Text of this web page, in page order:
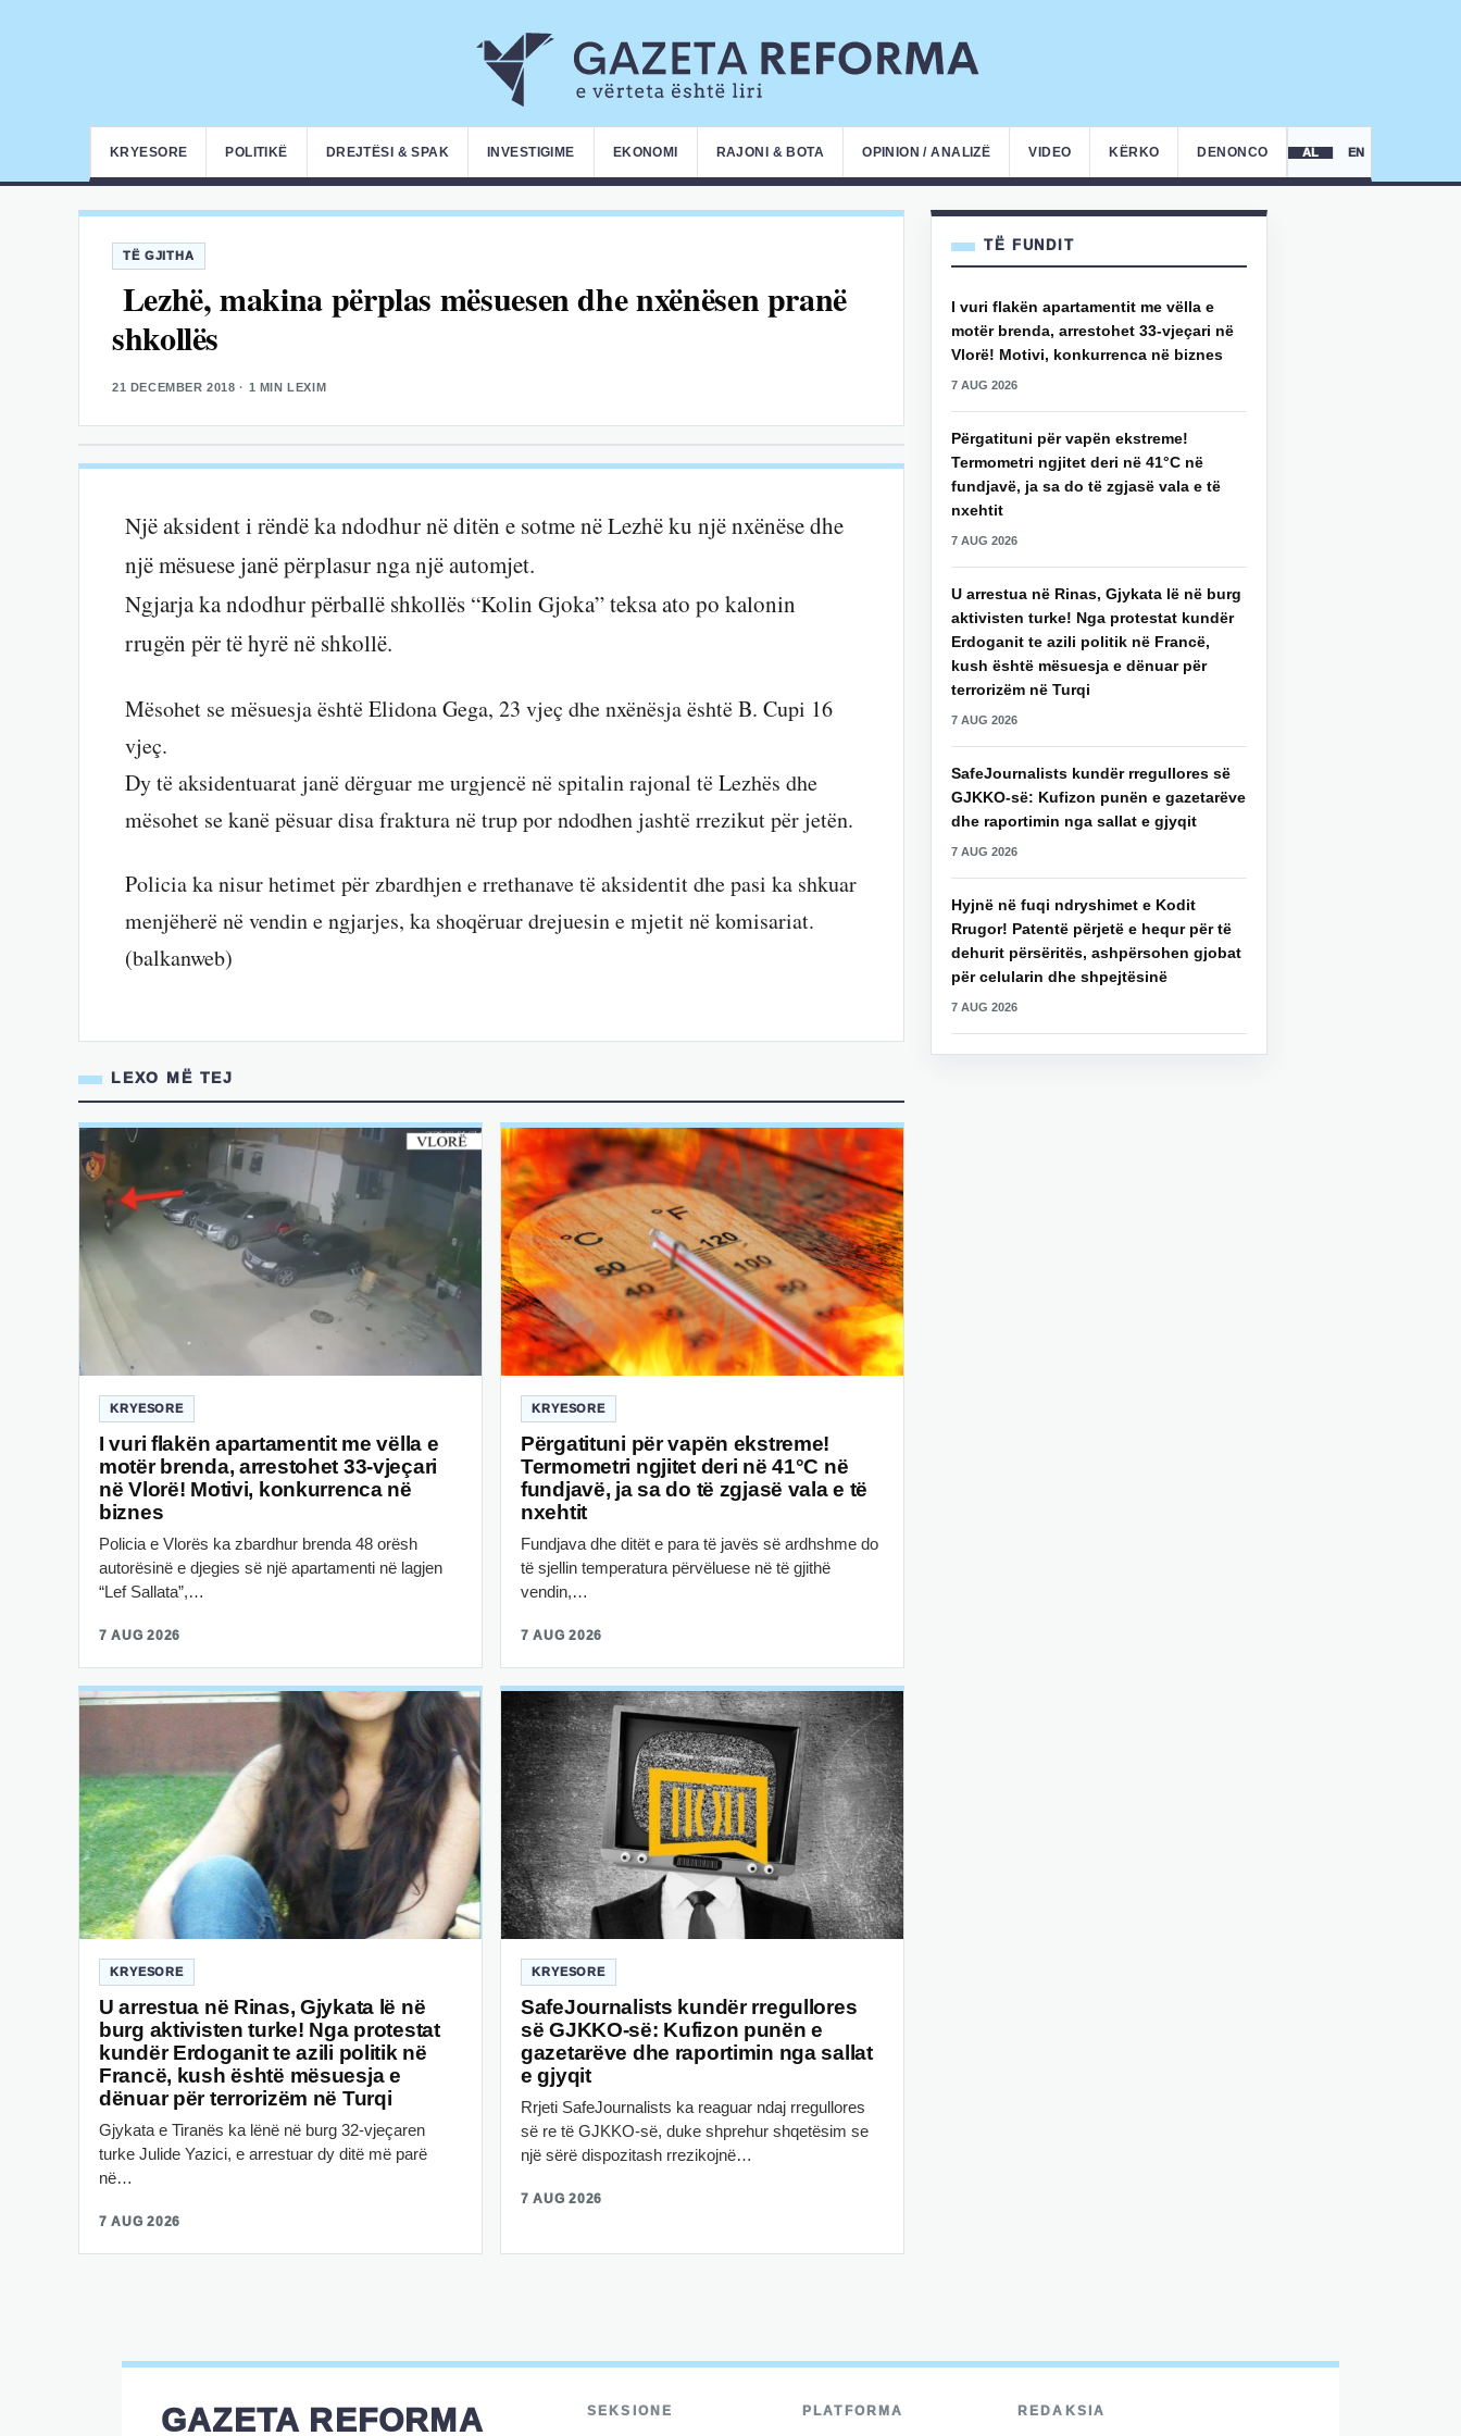
KRYESORE POLITIKË DREJTËSI & SPAK INVESTIGIME EKONOMI RAJONI & BOTA OPINION / ANALIZË VIDEO KËRKO DENONCO AL EN
TË GJITHA
Lezhë, makina përplas mësuesen dhe nxënësen pranë
shkollës
21 DECEMBER 2018 · 1 MIN LEXIM
Një aksident i rëndë ka ndodhur në ditën e sotme në Lezhë ku një nxënëse dhe
një mësuese janë përplasur nga një automjet.
Ngjarja ka ndodhur përballë shkollës “Kolin Gjoka” teksa ato po kalonin
rrugën për të hyrë në shkollë.
Mësohet se mësuesja është Elidona Gega, 23 vjeç dhe nxënësja është B. Cupi 16
vjeç.
Dy të aksidentuarat janë dërguar me urgjencë në spitalin rajonal të Lezhës dhe
mësohet se kanë pësuar disa fraktura në trup por ndodhen jashtë rrezikut për jetën.
Policia ka nisur hetimet për zbardhjen e rrethanave të aksidentit dhe pasi ka shkuar
menjëherë në vendin e ngjarjes, ka shoqëruar drejuesin e mjetit në komisariat.
(balkanweb)
LEXO MË TEJ
KRYESORE
I vuri flakën apartamentit me vëlla e
motër brenda, arrestohet 33-vjeçari
në Vlorë! Motivi, konkurrenca në
biznes
Policia e Vlorës ka zbardhur brenda 48 orësh
autorësinë e djegies së një apartamenti në lagjen
“Lef Sallata”,…
7 AUG 2026
KRYESORE
Përgatituni për vapën ekstreme!
Termometri ngjitet deri në 41°C në
fundjavë, ja sa do të zgjasë vala e të
nxehtit
Fundjava dhe ditët e para të javës së ardhshme do
të sjellin temperatura përvëluese në të gjithë
vendin,…
7 AUG 2026
KRYESORE
U arrestua në Rinas, Gjykata lë në
burg aktivisten turke! Nga protestat
kundër Erdoganit te azili politik në
Francë, kush është mësuesja e
dënuar për terrorizëm në Turqi
Gjykata e Tiranës ka lënë në burg 32-vjeçaren
turke Julide Yazici, e arrestuar dy ditë më parë
në…
7 AUG 2026
KRYESORE
SafeJournalists kundër rregullores
së GJKKO-së: Kufizon punën e
gazetarëve dhe raportimin nga sallat
e gjyqit
Rrjeti SafeJournalists ka reaguar ndaj rregullores
së re të GJKKO-së, duke shprehur shqetësim se
një sërë dispozitash rrezikojnë…
7 AUG 2026
TË FUNDIT
I vuri flakën apartamentit me vëlla e
motër brenda, arrestohet 33-vjeçari në
Vlorë! Motivi, konkurrenca në biznes
7 AUG 2026
Përgatituni për vapën ekstreme!
Termometri ngjitet deri në 41°C në
fundjavë, ja sa do të zgjasë vala e të
nxehtit
7 AUG 2026
U arrestua në Rinas, Gjykata lë në burg
aktivisten turke! Nga protestat kundër
Erdoganit te azili politik në Francë,
kush është mësuesja e dënuar për
terrorizëm në Turqi
7 AUG 2026
SafeJournalists kundër rregullores së
GJKKO-së: Kufizon punën e gazetarëve
dhe raportimin nga sallat e gjyqit
7 AUG 2026
Hyjnë në fuqi ndryshimet e Kodit
Rrugor! Patentë përjetë e hequr për të
dehurit përsëritës, ashpërsohen gjobat
për celularin dhe shpejtësinë
7 AUG 2026
GAZETA REFORMA SEKSIONE PLATFORMA REDAKSIA